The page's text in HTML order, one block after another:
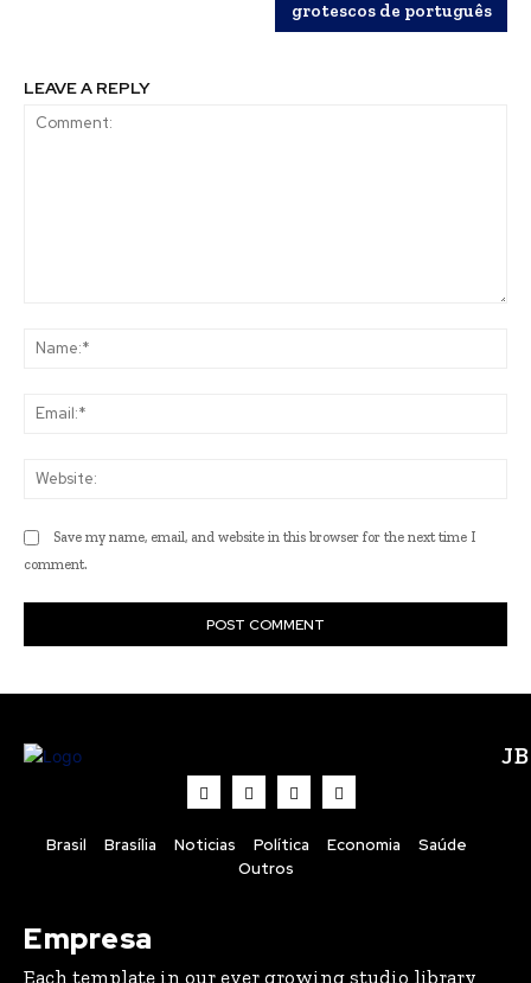
grotescos de português
LEAVE A REPLY
Save my name, email, and website in this browser for the next time I
comment.
Brasil Brasília Noticias Política Economia
Saúde
Outros
Empresa
Each template in our ever growing studio library